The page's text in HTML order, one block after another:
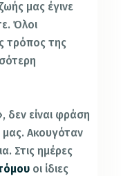
μας έγινε
Όλοι
τρόπος της
δεν είναι φράση
μας. Ακουγόταν
Στις ημέρες
οι ίδιες